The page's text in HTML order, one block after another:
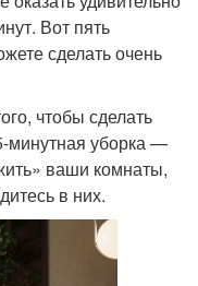
Вот пять
сделать очень
чтобы сделать
минутная уборка —
ваши комнаты,
в них.